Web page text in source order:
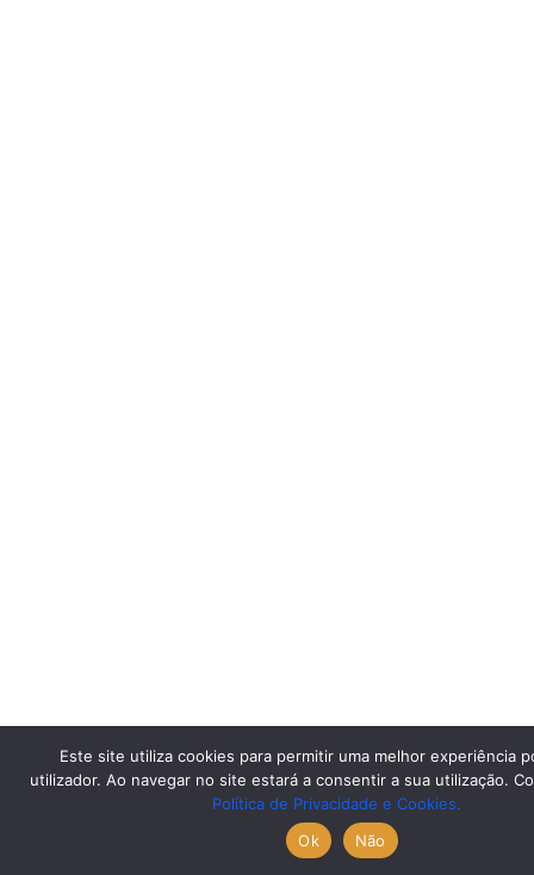
Este site utiliza cookies para permitir uma melhor experiência
utilizador. Ao navegar no site estará a consentir a sua utilização.
Política de Privacidade e Cookies.
Ok
Não